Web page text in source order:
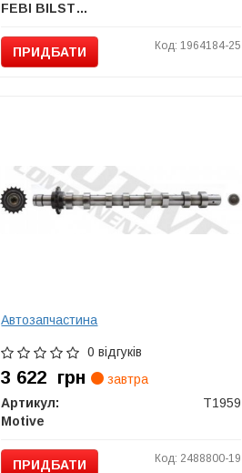
FEBI BILSTEIN
ПРИДБАТИ Код: 1964184-25
Автозапчастина
0 відгуків
3 622 грн
завтра
Артикул:
T1959
Motive
ПРИДБАТИ Код: 2488800-19